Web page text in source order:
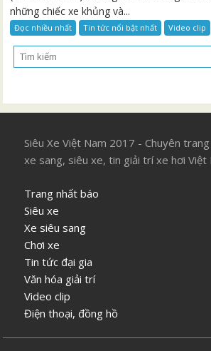
những chiếc xe khủng và...
Đọc nhiều nhất Tin tức nổi bật nhất Video clip
Siêu Xe Việt Nam 2017 - Chuyên
xe sang, siêu xe, tin giải trí xe hơi Việt
Trang nhất báo
Siêu xe
Xe siêu sang
Chơi xe
Tin tức đại gia
Văn hóa giải trí
Video clip
Điện thoại, đồng hồ